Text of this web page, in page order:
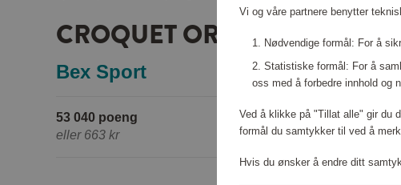
CROQUET ORIGINAL
Bex Sport
53 040 poeng
eller 663 kr
Vi og våre partnere benytter
Nødvendige formål: For å
Statistiske formål: For å
oss med å forbedre innhold og
Ved å klikke på "Tillat alle" gir du
formål du samtykker til ved å
Hvis du ønsker å endre ditt